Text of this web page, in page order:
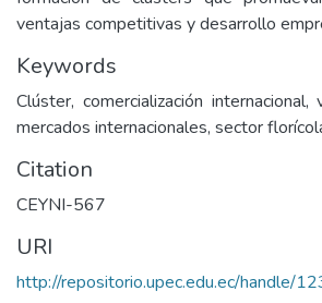
ventajas competitivas y desarrollo
Keywords
Clúster, comercialización
mercados internacionales, sector
Citation
CEYNI-567
URI
http://repositorio.upec.edu.ec/handle/